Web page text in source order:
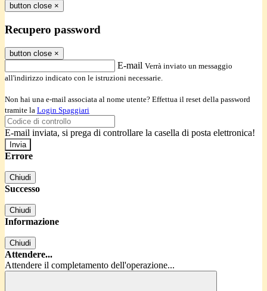
button close ×
Recupero password
button close ×
E-mail Verrà inviato un messaggio
all'indirizzo indicato con le istruzioni necessarie.
Non hai una e-mail associata al nome utente? Effettua il reset della password
tramite la Login Spaggiari
E-mail inviata, si prega di controllare la casella di posta elettronica!
Errore
Chiudi
Successo
Chiudi
Informazione
Chiudi
Attendere...
Attendere il completamento dell'operazione...